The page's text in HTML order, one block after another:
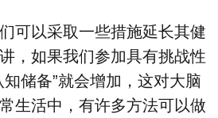
可以采取一些措施延长其健
，如果我们参加具有挑战性
储备”就会增加，这对大脑
生活中，有许多方法可以做